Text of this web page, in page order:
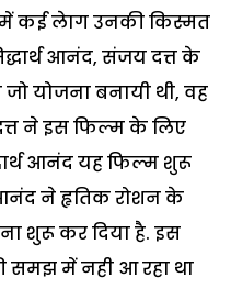
कई लेाग उनकी किस्मत
आनंद, संजय दत्त के
जो योजना बनायी थी, वह
ने इस फिल्म के लिए
आनंद यह फिल्म शुरू
आनंद ने हृतिक रोशन के
शुरू कर दिया है. इस
समझ में नही आ रहा था